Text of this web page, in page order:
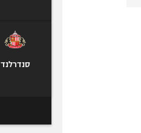
סנדרלנד